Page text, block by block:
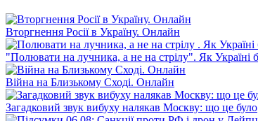
Вторгнення Росії в Україну. Онлайн
"Полювати на лучника, а не на стрілу". Як Україні
Війна на Близькому Сході. Онлайн
Загадковий звук вибуху налякав Москву: що це було